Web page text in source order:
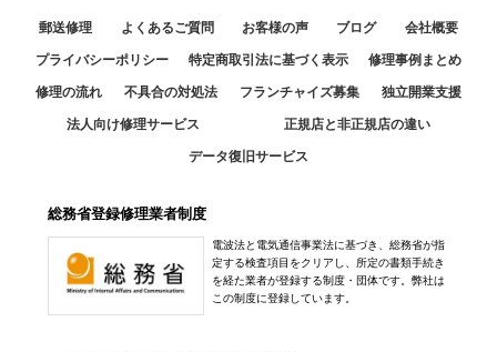
郵送修理 よくあるご質問 お客様の声 ブログ 会社概要
プライバシーポリシー 特定商取引法に基づく表示 修理事例まとめ
修理の流れ 不具合の対処法 フランチャイズ募集 独立開業支援
法人向け修理サービス 正規店と非正規店の違い
データ復旧サービス
総務省登録修理業者制度
電波法と電気通信事業法に基づき、総務省が指
定する検査項目をクリアし、所定の書類手続き
を経た業者が登録する制度・団体です。弊社は
この制度に登録しています。